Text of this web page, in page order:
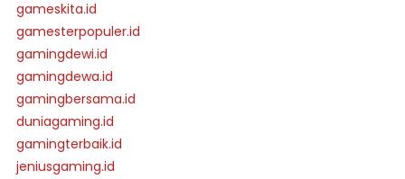
gameskita.id
gamesterpopuler.id
gamingdewi.id
gamingdewa.id
gamingbersama.id
duniagaming.id
gamingterbaik.id
jeniusgaming.id